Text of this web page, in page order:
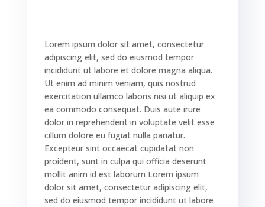
Lorem ipsum dolor sit amet, consectetur
adipiscing elit, sed do eiusmod tempor
incididunt ut labore et dolore magna aliqua.
Ut enim ad minim veniam, quis nostrud
exercitation ullamco laboris nisi ut aliquip ex
ea commodo consequat. Duis aute irure
dolor in reprehenderit in voluptate velit esse
cillum dolore eu fugiat nulla pariatur.
Excepteur sint occaecat cupidatat non
proident, sunt in culpa qui officia deserunt
mollit anim id est laborum Lorem ipsum
dolor sit amet, consectetur adipiscing elit,
sed do eiusmod tempor incididunt ut labore